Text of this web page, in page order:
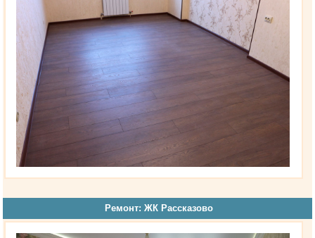
Ремонт: ЖК Рассказово